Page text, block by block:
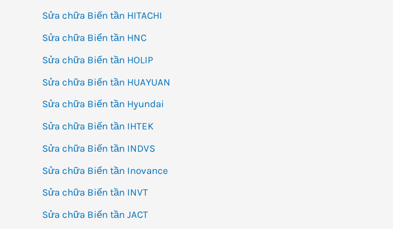
Sửa chữa Biến tần HITACHI
Sửa chữa Biến tần HNC
Sửa chữa Biến tần HOLIP
Sửa chữa Biến tần HUAYUAN
Sửa chữa Biến tần Hyundai
Sửa chữa Biến tần IHTEK
Sửa chữa Biến tần INDVS
Sửa chữa Biến tần Inovance
Sửa chữa Biến tần INVT
Sửa chữa Biến tần JACT